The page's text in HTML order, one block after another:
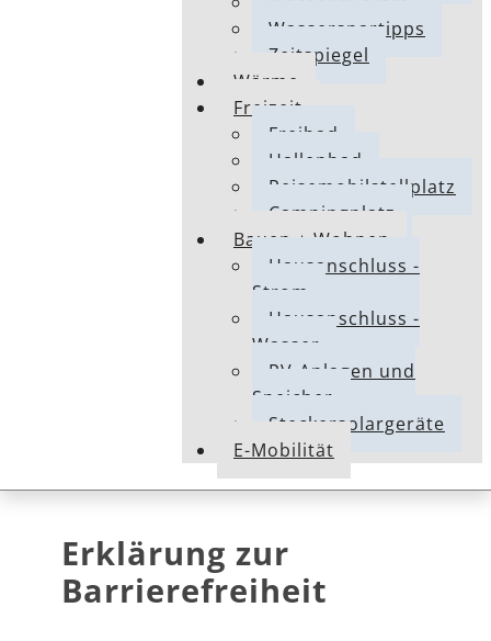
Wasserspartipps
Zeitspiegel
Wärme
Freizeit
Freibad
Hallenbad
Reisemobilstellplatz
Campingplatz
Bauen + Wohnen
Hausanschluss -
Strom
Hausanschluss -
Wasser
PV-Anlagen und
Speicher
Steckersolargeräte
E-Mobilität
Erklärung zur
Barrierefreiheit